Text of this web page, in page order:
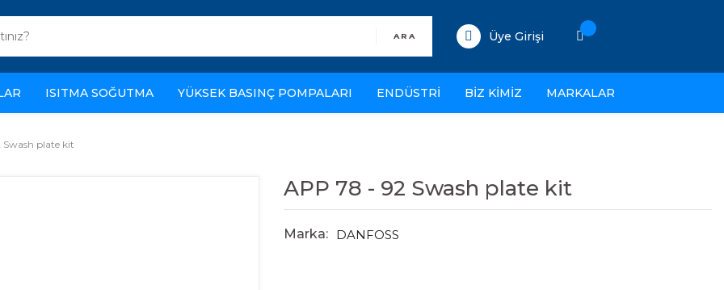
ARA Üye Girişi
ISITMA SOĞUTMA YÜKSEK BASINÇ POMPALARI ENDÜSTRİ BİZ KİMİZ MARKALAR
Swash plate kit
APP 78 - 92 Swash plate kit
Marka: DANFOSS